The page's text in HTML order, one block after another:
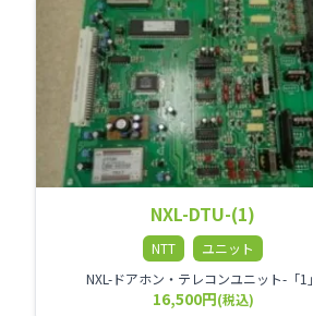
NXL-DTU-(1)
NTT
ユニット
NXL-ドアホン・テレコンユニット-「1」
16,500円(税込)